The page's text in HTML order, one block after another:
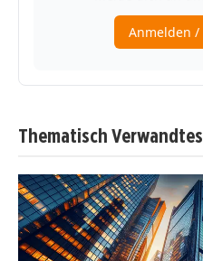
Thematisch Verwandtes